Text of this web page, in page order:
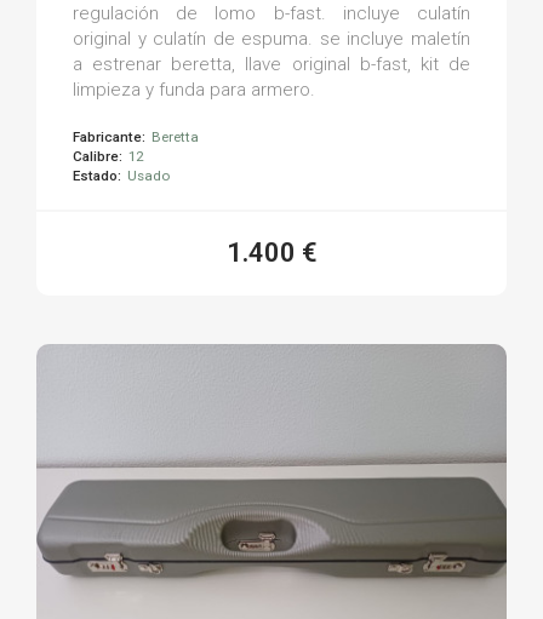
regulación de lomo b-fast. incluye culatín
original y culatín de espuma. se incluye maletín
a estrenar beretta, llave original b-fast, kit de
limpieza y funda para armero.
Fabricante: Beretta
Calibre: 12
Estado: Usado
1.400 €